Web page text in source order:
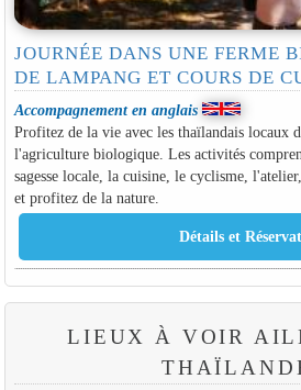
JOURNÉE DANS UNE FERME
DE LAMPANG ET COURS DE
Accompagnement en anglais
Profitez de la vie avec les thaïlandais locaux
l'agriculture biologique. Les activités
sagesse locale, la cuisine, le cyclisme,
et profitez de la nature.
LIEUX À VOIR